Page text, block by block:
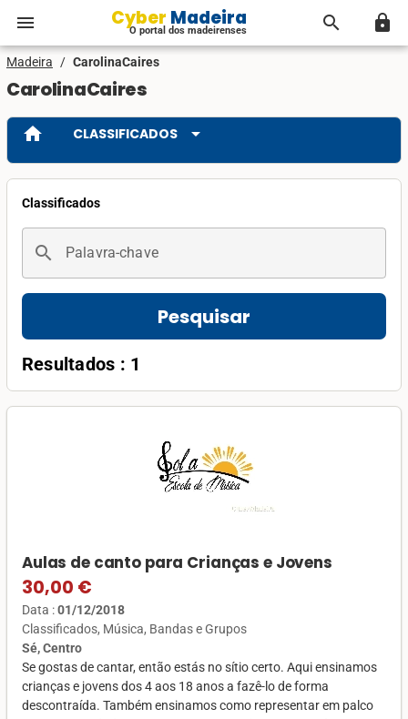
menu Cyber Madeira
O portal dos madeirenses search lock
Madeira / CarolinaCaires
CarolinaCaires
home CLASSIFICADOS arrow_drop_down
Classificados
search Palavra-chave
Pesquisar
Resultados : 1
Aulas de canto para Crianças e Jovens
30,00 €
Data :01/12/2018
Classificados Música Bandas e Grupos
Sé, Centro
Se gostas de cantar, então estás no sítio certo. Aqui ensinamos
crianças e jovens dos 4 aos 18 anos a fazê-lo de forma
descontraída. Também ensinamos como representar em palco